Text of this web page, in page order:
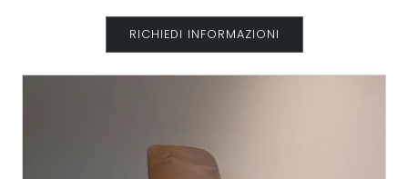
RICHIEDI INFORMAZIONI